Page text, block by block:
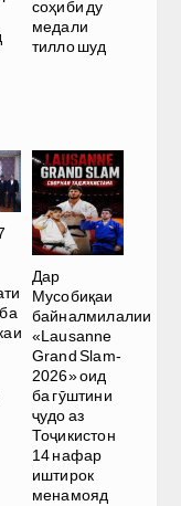
соҳиби ду
медали
тилло шуд
Дар
Мусобиқаи
байналмилалии
«Lausanne
Grand Slam-
2026» оид
ба гӯштини
ҷудо аз
Тоҷикистон
14 нафар
иштирок
менамояд